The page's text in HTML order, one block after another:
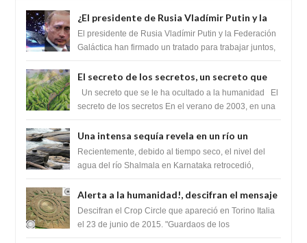
¿El presidente de Rusia Vladímir Putin y la
Federación Galactica han firmado un
tratado para acabar con los Sionistas?
El presidente de Rusia Vladímir Putin y la Federación
Galáctica han firmado un tratado para trabajar juntos,
El secreto de los secretos, un secreto que
cambiaría por completo el destino de la
humanidad
Un secreto que se le ha ocultado a la humanidad El
secreto de los secretos En el verano de 2003, en una
Una intensa sequía revela en un río un
impresionante hallazgo de miles de Shiva
Lingas
Recientemente, debido al tiempo seco, el nivel del
agua del río Shalmala en Karnataka retrocedió,
Alerta a la humanidad!, descifran el mensaje
del Crop Circle de Torino ,Italia
Descifran el Crop Circle que apareció en Torino Italia
el 23 de junio de 2015. "Guardaos de los